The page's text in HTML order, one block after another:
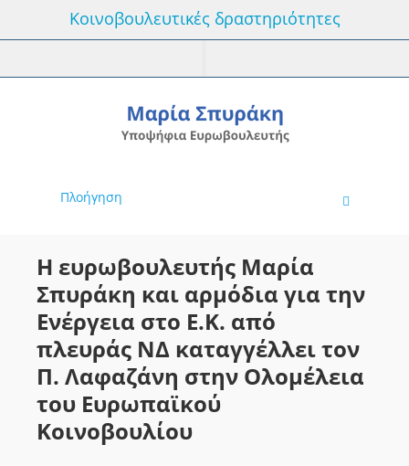
Κοινοβουλευτικές δραστηριότητες
Πλοήγηση
Η ευρωβουλευτής Μαρία
Σπυράκη και αρμόδια για την
Ενέργεια στο Ε.Κ. από
πλευράς ΝΔ καταγγέλλει τον
Π. Λαφαζάνη στην Ολομέλεια
του Ευρωπαϊκού
Κοινοβουλίου